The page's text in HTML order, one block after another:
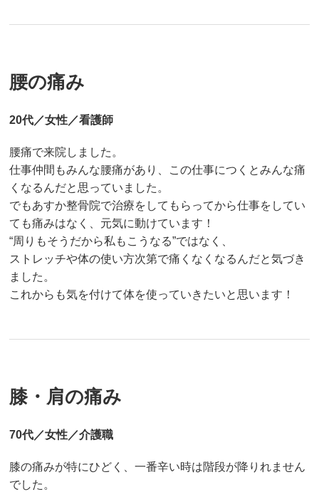
腰の痛み
20代／女性／看護師
腰痛で来院しました。
仕事仲間もみんな腰痛があり、この仕事につくとみんな痛
くなるんだと思っていました。
でもあすか整骨院で治療をしてもらってから仕事をしてい
ても痛みはなく、元気に動けています！
“周りもそうだから私もこうなる”ではなく、
ストレッチや体の使い方次第で痛くなくなるんだと気づき
ました。
これからも気を付けて体を使っていきたいと思います！
膝・肩の痛み
70代／女性／介護職
膝の痛みが特にひどく、一番辛い時は階段が降りれません
でした。